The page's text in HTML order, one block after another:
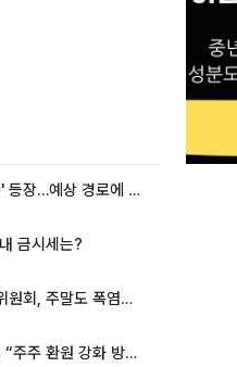
태풍 '돌핀' 이어 '찬홈' 등장…예상 경로에 한국 '한숨'
금시세는?
오늘 KBO 긴급 실행위원회, 주말도 폭염취소 될까
삼성전자·SK하이닉스 “주주 환원 강화 방안 마련”